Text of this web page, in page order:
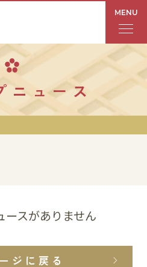
MENU
ニュース
ースがありません
ジに戻る